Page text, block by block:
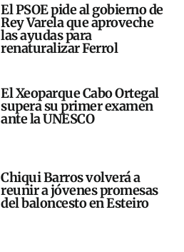
El PSOE pide al gobierno de
Rey Varela que aproveche
las ayudas para
renaturalizar Ferrol
El Xeoparque Cabo Ortegal
supera su primer examen
ante la UNESCO
Chiqui Barros volverá a
reunir a jóvenes promesas
del baloncesto en Esteiro